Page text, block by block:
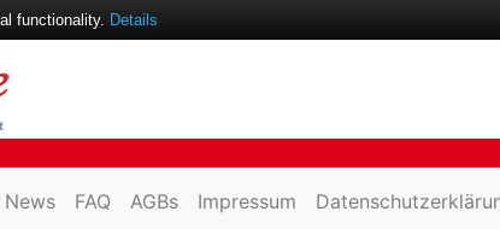
News FAQ AGBs Impressum
functionality. Details